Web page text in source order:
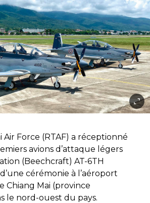
Air Force (RTAF) a réceptionné
avions d’attaque légers
(Beechcraft) AT-6TH
cérémonie à l’aéroport
Chiang Mai (province
le nord-ouest du pays.